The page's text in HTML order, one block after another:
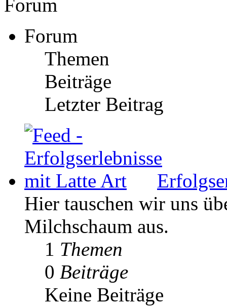
Forum
Forum
Themen
Beiträge
Letzter Beitrag
Hier tauschen wir uns
Milchschaum aus.
1 Themen
0 Beiträge
Keine Beiträge